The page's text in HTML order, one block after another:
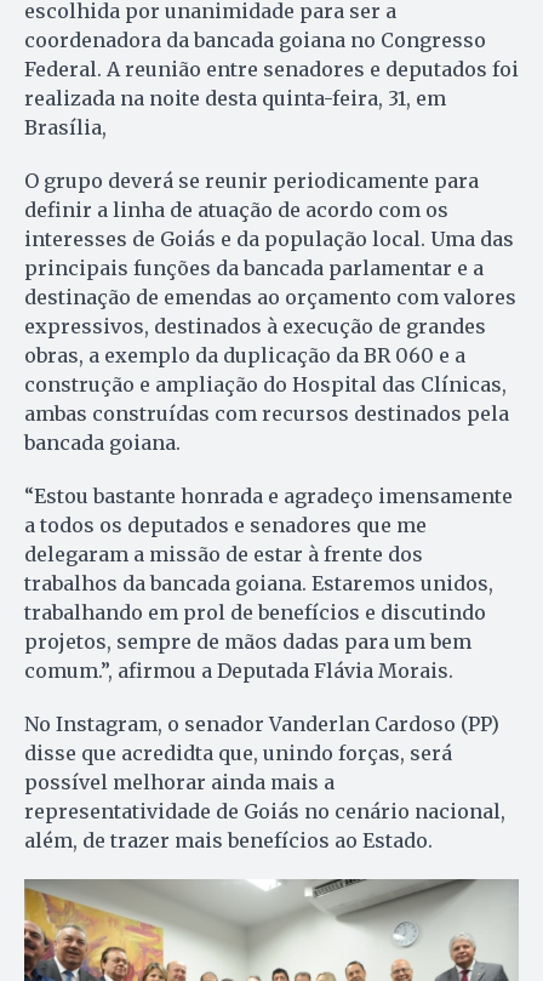
escolhida por unanimidade para ser a
coordenadora da bancada goiana no Congresso
Federal. A reunião entre senadores e deputados foi
realizada na noite desta quinta-feira, 31, em
Brasília,
O grupo deverá se reunir periodicamente para
definir a linha de atuação de acordo com os
interesses de Goiás e da população local. Uma das
principais funções da bancada parlamentar e a
destinação de emendas ao orçamento com valores
expressivos, destinados à execução de grandes
obras, a exemplo da duplicação da BR 060 e a
construção e ampliação do Hospital das Clínicas,
ambas construídas com recursos destinados pela
bancada goiana.
“Estou bastante honrada e agradeço imensamente
a todos os deputados e senadores que me
delegaram a missão de estar à frente dos
trabalhos da bancada goiana. Estaremos unidos,
trabalhando em prol de benefícios e discutindo
projetos, sempre de mãos dadas para um bem
comum.”, afirmou a Deputada Flávia Morais.
No Instagram, o senador Vanderlan Cardoso (PP)
disse que acredidta que, unindo forças, será
possível melhorar ainda mais a
representatividade de Goiás no cenário nacional,
além, de trazer mais benefícios ao Estado.